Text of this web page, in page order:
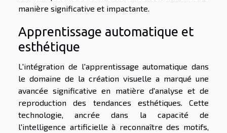
manière significative et impactante.
Apprentissage automatique et
esthétique
L'intégration de l'apprentissage automatique dans
le domaine de la création visuelle a marqué une
avancée significative en matière d'analyse et de
reproduction des tendances esthétiques. Cette
technologie, ancrée dans la capacité de
l'intelligence artificielle à reconnaître des motifs,